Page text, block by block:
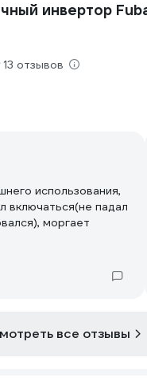
инвертор
13 отзывов
использования,
моргает
все отзывы